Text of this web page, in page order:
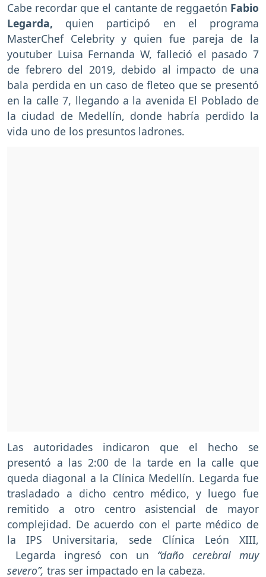
Cabe recordar que el cantante de reggaetón Fabio
Legarda, quien participó en el programa
MasterChef Celebrity y quien fue pareja de la
youtuber Luisa Fernanda W, falleció el pasado 7
de febrero del 2019, debido al impacto de una
bala perdida en un caso de fleteo que se presentó
en la calle 7, llegando a la avenida El Poblado de
la ciudad de Medellín, donde habría perdido la
vida uno de los presuntos ladrones.
Las autoridades indicaron que el hecho se
presentó a las 2:00 de la tarde en la calle que
queda diagonal a la Clínica Medellín. Legarda fue
trasladado a dicho centro médico, y luego fue
remitido a otro centro asistencial de mayor
complejidad. De acuerdo con el parte médico de
la IPS Universitaria, sede Clínica León XIII,
Legarda ingresó con un “daño cerebral muy
severo”, tras ser impactado en la cabeza.